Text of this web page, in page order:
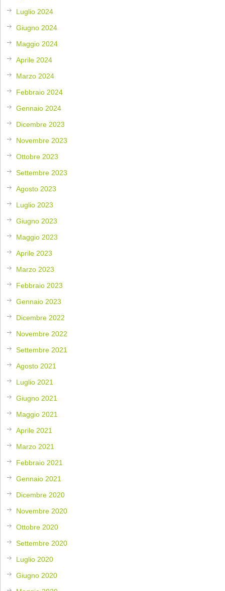
Luglio 2024
Giugno 2024
Maggio 2024
Aprile 2024
Marzo 2024
Febbraio 2024
Gennaio 2024
Dicembre 2023
Novembre 2023
Ottobre 2023
Settembre 2023
Agosto 2023
Luglio 2023
Giugno 2023
Maggio 2023
Aprile 2023
Marzo 2023
Febbraio 2023
Gennaio 2023
Dicembre 2022
Novembre 2022
Settembre 2021
Agosto 2021
Luglio 2021
Giugno 2021
Maggio 2021
Aprile 2021
Marzo 2021
Febbraio 2021
Gennaio 2021
Dicembre 2020
Novembre 2020
Ottobre 2020
Settembre 2020
Luglio 2020
Giugno 2020